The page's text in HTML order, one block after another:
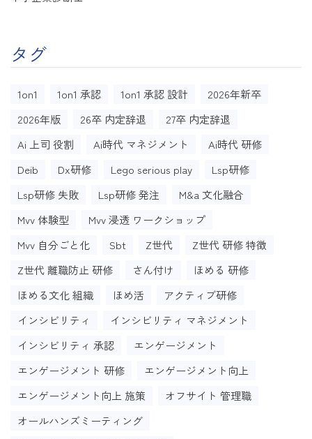
タグ
1on1 1on1 承認 1on1 承認 設計
2026年新卒
2026年版
26卒 内定辞退
27卒 内定辞退
Ai 上司 役割
Ai時代 マネジメント
Ai時代 研修
Deib
Dx研修 Lego serious play
Lsp研修
Lsp研修 失敗
Lsp研修 発注
M&a 文化融合
Mvv 体験型
Mvv 浸透 ワークショップ
Mvv 自分ごと化
Sbt Z世代
Z世代 研修 特徴
Z世代 離職防止 研修
さん付け
ほめる 研修
ほめる文化 組織
ほめ活
アクティブ研修
インシビリティ
インシビリティ マネジメント
インシビリティ 承認
エンゲージメント
エンゲージメント 研修
エンゲージメント向上
エンゲージメント向上 施策
オフサイト 管理職
オールハンズミーティング